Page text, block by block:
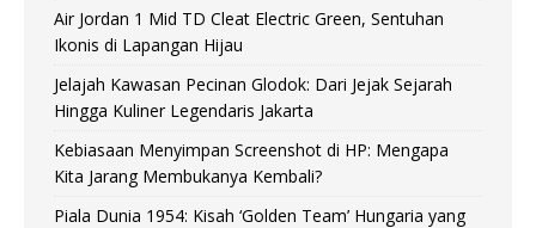
Air Jordan 1 Mid TD Cleat Electric Green, Sentuhan
Ikonis di Lapangan Hijau
Jelajah Kawasan Pecinan Glodok: Dari Jejak Sejarah
Hingga Kuliner Legendaris Jakarta
Kebiasaan Menyimpan Screenshot di HP: Mengapa
Kita Jarang Membukanya Kembali?
Piala Dunia 1954: Kisah ‘Golden Team’ Hungaria yang